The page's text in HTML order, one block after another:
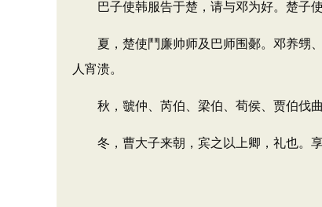
巴子使韩服告于楚，请与邓为好。楚子使
夏，楚使鬥廉帅师及巴师围鄾。邓养甥、
人宵溃。
秋，虢仲、芮伯、梁伯、荀侯、贾伯伐曲
冬，曹大子来朝，宾之以上卿，礼也。享